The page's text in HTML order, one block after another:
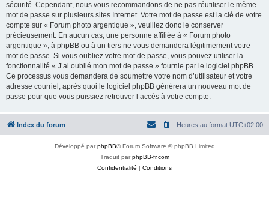
sécurité. Cependant, nous vous recommandons de ne pas réutiliser le même
mot de passe sur plusieurs sites Internet. Votre mot de passe est la clé de votre
compte sur « Forum photo argentique », veuillez donc le conserver
précieusement. En aucun cas, une personne affiliée à « Forum photo
argentique », à phpBB ou à un tiers ne vous demandera légitimement votre
mot de passe. Si vous oubliez votre mot de passe, vous pouvez utiliser la
fonctionnalité « J’ai oublié mon mot de passe » fournie par le logiciel phpBB.
Ce processus vous demandera de soumettre votre nom d’utilisateur et votre
adresse courriel, après quoi le logiciel phpBB générera un nouveau mot de
passe pour que vous puissiez retrouver l’accès à votre compte.
Index du forum Heures au format UTC+02:00
Développé parphpBB® Forum Software © phpBB Limited
Traduit parphpBB-fr.com
Confidentialité | Conditions